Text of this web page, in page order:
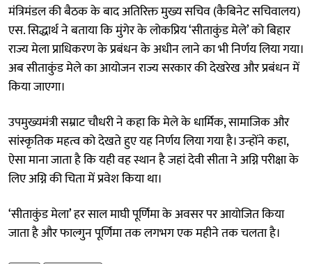
मंत्रिमंडल की बैठक के बाद अतिरिक्त मुख्य सचिव (कैबिनेट सचिवालय)
एस. सिद्धार्थ ने बताया कि मुंगेर के लोकप्रिय ‘सीताकुंड मेले’ को बिहार
राज्य मेला प्राधिकरण के प्रबंधन के अधीन लाने का भी निर्णय लिया गया।
अब सीताकुंड मेले का आयोजन राज्य सरकार की देखरेख और प्रबंधन में
किया जाएगा।
उपमुख्यमंत्री सम्राट चौधरी ने कहा कि मेले के धार्मिक, सामाजिक और
सांस्कृतिक महत्व को देखते हुए यह निर्णय लिया गया है। उन्होंने कहा,
ऐसा माना जाता है कि यही वह स्थान है जहां देवी सीता ने अग्नि परीक्षा के
लिए अग्नि की चिता में प्रवेश किया था।
‘सीताकुंड मेला’ हर साल माघी पूर्णिमा के अवसर पर आयोजित किया
जाता है और फाल्गुन पूर्णिमा तक लगभग एक महीने तक चलता है।